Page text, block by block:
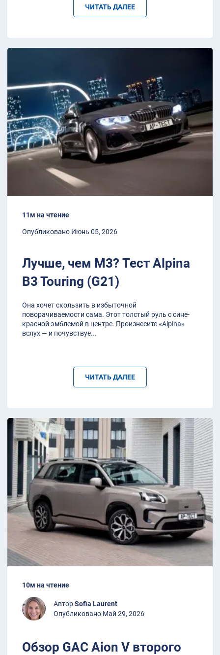
ЧИТАТЬ ДАЛЕЕ
11м на чтение
Опубликовано Июнь 05, 2026
Лучше, чем M3? Тест Alpina
B3 Touring (G21)
Она хочет скользить в избыточной
поворачиваемости сама. Этот толстый руль с сине-
красной эмблемой в центре. Произнесите «Alpina»
вслух — и почувствуе...
ЧИТАТЬ ДАЛЕЕ
10м на чтение
АвторSofia Laurent
Опубликовано Май 29, 2026
Обзор GAC Aion V второго